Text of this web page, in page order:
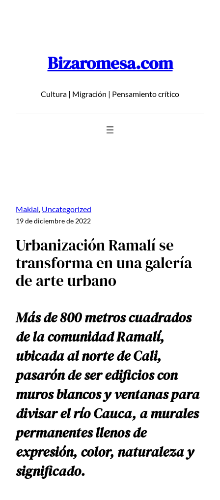
Bizaromesa.com
Cultura | Migración | Pensamiento crítico
Makial Uncategorized
19 de diciembre de 2022
Urbanización Ramalí se
transforma en una galería
de arte urbano
Más de 800 metros cuadrados
de la comunidad Ramalí,
ubicada al norte de Cali,
pasarón de ser edificios con
muros blancos y ventanas para
divisar el río Cauca, a murales
permanentes llenos de
expresión, color, naturaleza y
significado.